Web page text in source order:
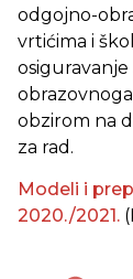
odgojno-
vrtićima i
obzirom na
za rad.
Modeli i
2020./2021.